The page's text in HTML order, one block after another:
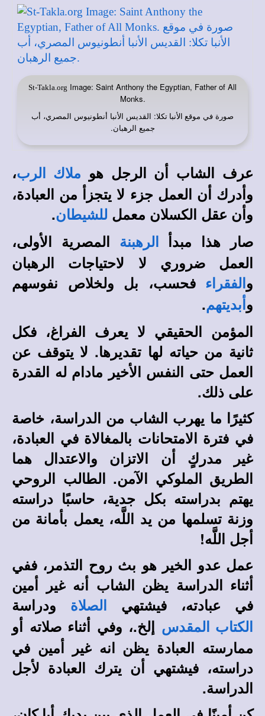
St-Takla.org Image: Saint Anthony the Egyptian, Father of All
Monks.
صورة في موقع الأنبا تكلا: القديس الأنبا أنطونيوس المصري، أب
جميع الرهبان.
عرف الشاب أن الرجل هو ملاك الرب،
وأدرك أن العمل جزء لا يتجزأ من العبادة،
وأن عقل الكسلان معمل للشيطان.
صار هذا مبدأ
الرهبنة
المصرية الأولى،
العمل ضروري لا لاحتياجات الرهبان
و الفقراء
فحسب، بل ولخلاص نفوسهم
و أبديتهم.
المؤمن الحقيقي لا يعرف الفراغ، فكل
ثانية من حياته لها تقديرها. لا يتوقف عن
العمل حتى النفس الأخير مادام له القدرة
على ذلك.
كثيرًا ما يهرب الشاب من الدراسة، خاصة
في فترة الامتحانات بالمغالاة في العبادة،
غير مدركٍ أن الاتزان والاعتدال هما
الطريق الملوكي الآمن. الطالب الروحي
يهتم بدراسته بكل جدية، حاسبًا دراسته
وزنة تسلمها من يد اللَّه، يعمل بأمانة من
أجل اللَّه!
عمل عدو الخير هو بث روح التذمر، ففي
أثناء الدراسة يظن الشاب أنه غير أمين
في عبادته، فيشتهي
الصلاة ودراسة
الكتاب المقدس إلخ.، وفي أثناء صلاته أو
ممارسته العبادة يظن انه غير أمين في
دراسته، فيشتهي أن يترك العبادة لأجل
الدراسة.